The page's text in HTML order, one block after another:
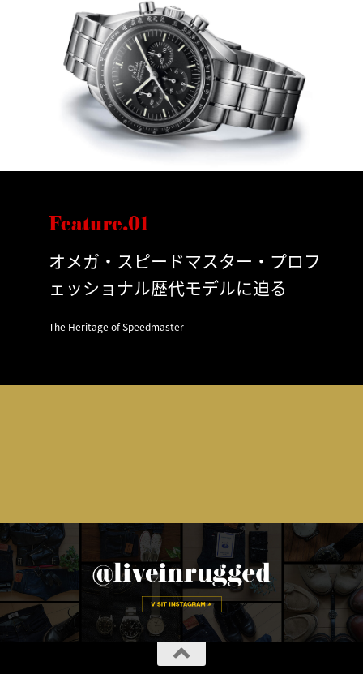
Feature.01
オメガ・スピードマスター・プロフ
ェッショナル歴代モデルに迫る
The Heritage of Speedmaster